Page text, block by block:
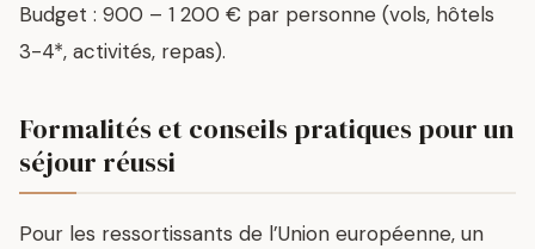
Budget : 900 – 1 200 € par personne (vols, hôtels
3-4*, activités, repas).
Formalités et conseils pratiques pour un
séjour réussi
Pour les ressortissants de l’Union européenne, un